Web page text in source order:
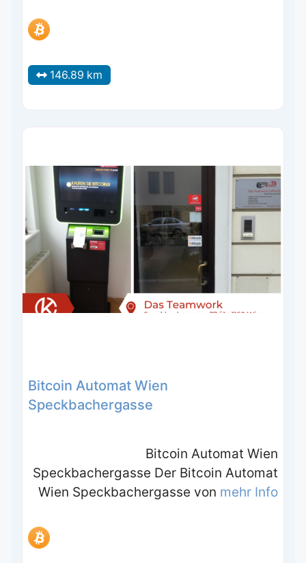
146.89 km
Bitcoin Automat Wien
Speckbachergasse
Bitcoin Automat Wien
Speckbachergasse Der Bitcoin Automat
Wien Speckbachergasse von mehr Info